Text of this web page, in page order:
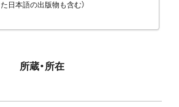
た日本語の出版物も含む）
所蔵・所在